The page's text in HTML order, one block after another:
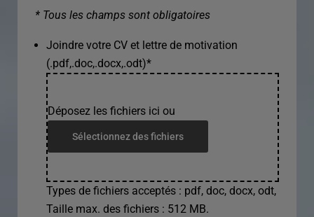
* Tous les champs sont obligatoires
Joindre votre CV et lettre de motivation
(.pdf,.doc,.docx,.odt)*
Déposez les fichiers ici ou
Sélectionnez des fichiers
Types de fichiers acceptés : pdf, doc, docx, odt,
Taille max. des fichiers : 512 MB.